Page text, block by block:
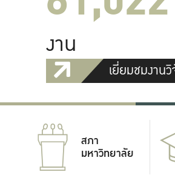
งาน
เยี่ยมชมงาน
สภา
มหาวิทยาลัย